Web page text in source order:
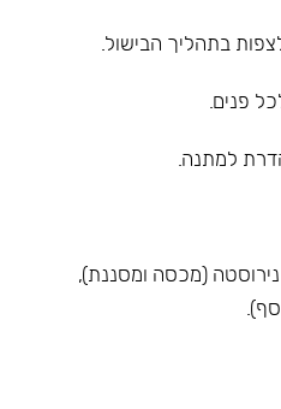
בתהליך הבישול.
פנים.
למתנה.
נירוסטה (מכסה ומסננת),